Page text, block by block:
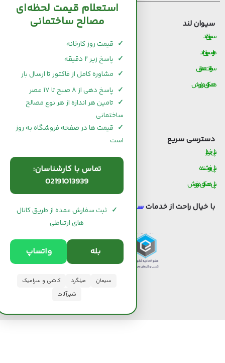
سیوان لند
سیوان لند
درباره سیوان لند
سوالات متداول
همکاری در فروش
قیمت مصالح ساختمانی
قیمت و خرید کاشی و سرامیک
قیمت و خرید آجر
قیمت و خرید گچ
قیمت و خرید شیرآلات
دسترسی سریع
پنل خریدار
پنل فروشنده
پنل همکاری در فروش
با خیال راحت از خدماتسیوان لند استفاده کنید.
استعلام قیمت لحظه‌ای
مصالح ساختمانی
قیمت روز کارخانه
پاسخ زیر ۲ دقیقه
مشاوره کامل از فاکتور تا ارسال بار
پاسخ دهی از ۸ صبح تا ۱۷ عصر
تامین هر اندازه از هر نوع مصالح
ساختمانی
قیمت ها در صفحه فروشگاه به روز
است
تماس با کارشناسان:
02191013939
ثبت سفارش عمده از طریق کانال
های ارتباطی
بله واتساپ
سیمان میلگرد
کاشی و سرامیک
شیرآلات